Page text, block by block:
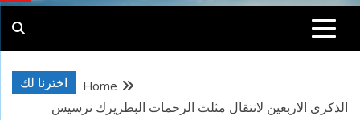
اخترنا لك
Home
الذكرى الاربعين لانتقال مثلث الرحمات البطريرك نرسيس